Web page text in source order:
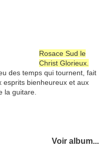
Rosace Sud le
Christ Glorieux.
des temps qui tournent, fait
esprits bienheureux et aux
la guitare.
Voir album...